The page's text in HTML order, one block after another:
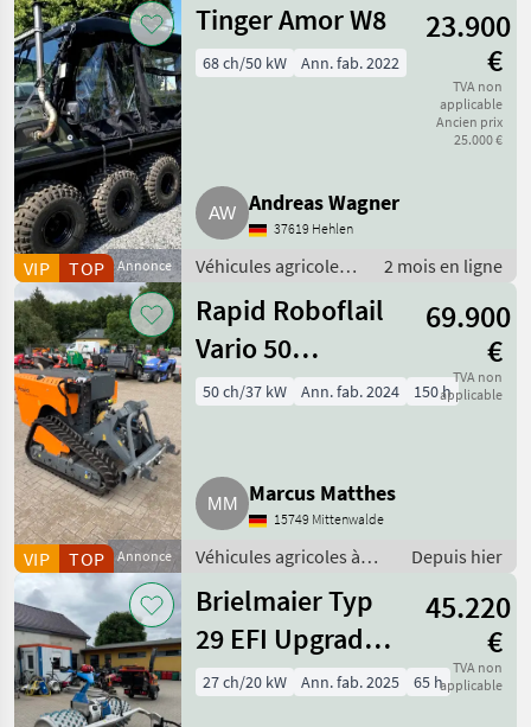
moteur /
Sonstige
Annonce
VIP TOP
Tinger Amor W8
23.900
€
TVA non
applicable
Ancien prix
25.000 €
68 ch/50 kW Ann. fab. 2022
Andreas Wagner
37619 Hehlen
Véhicules agricoles à
quads/ motoneiges
2 mois en ligne
Annonce
VIP TOP
Rapid Roboflail
Vario 50
Funkraupe
69.900
€
TVA non
applicable
50 ch/37 kW Ann. fab. 2024 150 h
Marcus Matthes
15749 Mittenwalde
Véhicules agricoles à
Depuis hier
Brielmaier Typ
29 EFI Upgrade
Vorführmaschine
45.220
€
TVA non
applicable
27 ch/20 kW Ann. fab. 2025 65 h